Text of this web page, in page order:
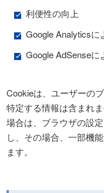
利便性の向上
Google Analyticsに
Google AdSenseに
Cookieは、ユーザーの
特定する情報は含まれ
場合は、ブラウザの設
し、その場合、一部機
ます。